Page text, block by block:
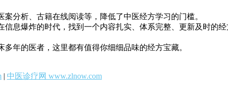
分析、古籍在线阅读等，降低了中医经方学习的门槛。
息爆炸的时代，找到一个内容扎实、体系完整、更新及时的经
年的医者，这里都有值得你细细品味的经方宝藏。
| 中医诊疗网 www.zlnow.com